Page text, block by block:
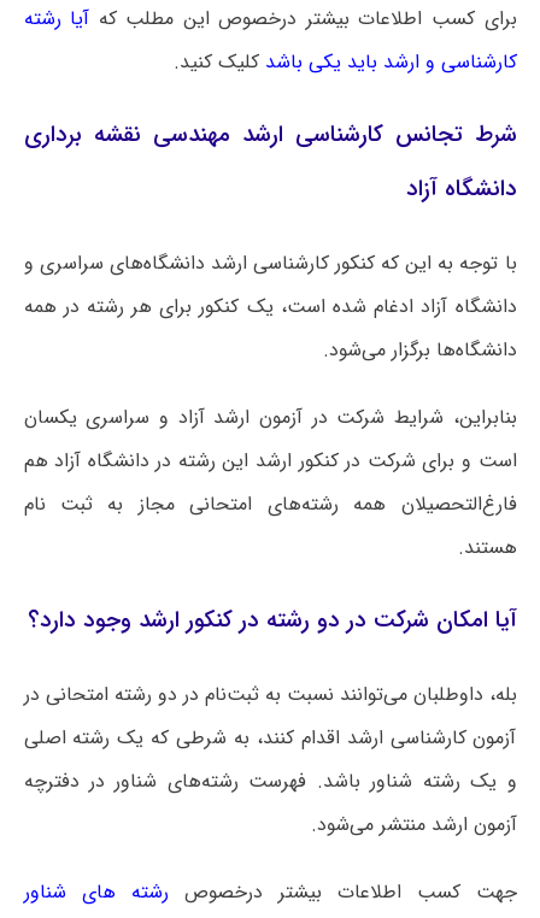
برای کسب اطلاعات بیشتر درخصوص این مطلب که آیا رشته
کارشناسی و ارشد باید یکی باشد کلیک کنید.
شرط تجانس کارشناسی ارشد مهندسی نقشه‌ برداری
دانشگاه آزاد
با توجه به این که کنکور کارشناسی ارشد دانشگاه‌های سراسری و
دانشگاه آزاد ادغام شده است، یک کنکور برای هر رشته در همه
دانشگاه‌ها برگزار می‌شود.
بنابراین، شرایط شرکت در آزمون ارشد آزاد و سراسری یکسان
است و برای شرکت در کنکور ارشد این رشته در دانشگاه آزاد هم
فارغ‌التحصیلان همه رشته‌های امتحانی مجاز به ثبت نام
هستند.
آیا امکان شرکت در دو رشته در کنکور ارشد وجود دارد؟
بله، داوطلبان می‌توانند نسبت به ثبت‌نام در دو رشته امتحانی در
آزمون کارشناسی ارشد اقدام کنند، به شرطی که یک رشته اصلی
و یک رشته شناور باشد. فهرست رشته‌های شناور در دفترچه
آزمون ارشد منتشر می‌شود.
جهت کسب اطلاعات بیشتر درخصوص رشته های شناور